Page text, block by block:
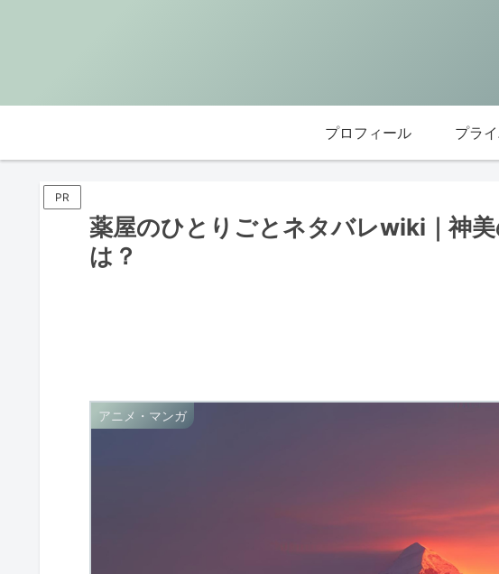
プロフィール プラ
PR
薬屋のひとりごとネタバレwiki｜神
は？
アニメ・マンガ